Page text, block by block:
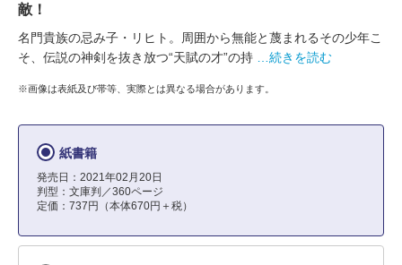
敵！
名門貴族の忌み子・リヒト。周囲から無能と蔑まれるその少年こ
そ、伝説の神剣を抜き放つ“天賦の才”の持
…続きを読む
※画像は表紙及び帯等、実際とは異なる場合があります。
紙書籍
発売日：2021年02月20日
判型：文庫判／360ページ
定価：737円（本体670円＋税）